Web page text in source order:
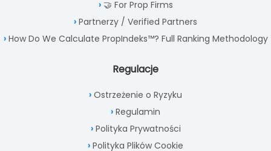
🤝 For Prop Firms
Partnerzy / Verified Partners
How Do We Calculate PropIndeks™? Full Ranking Methodology
Regulacje
Ostrzeżenie o Ryzyku
Regulamin
Polityka Prywatności
Polityka Plików Cookie